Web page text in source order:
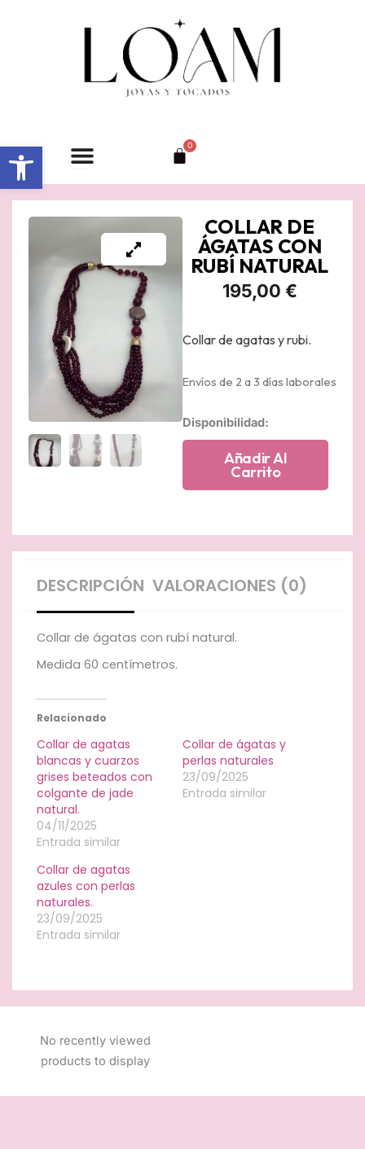
Abrir barra de herramientas 0
Carrito
COLLAR DE
ÁGATAS CON
RUBÍ NATURAL
195,00 €
Collar de agatas y rubi.
Envíos de 2 a 3 días laborales
Disponibilidad:
Collar
rubí
Añadir Al
Carrito
DESCRIPCIÓN VALORACIONES (0)
Collar de ágatas con rubí natural.
Medida 60 centímetros.
Relacionado
Collar de agatas
blancas y cuarzos
grises beteados con
colgante de jade
natural.
04/11/2025
Entrada similar
Collar de ágatas y
perlas naturales
23/09/2025
Entrada similar
Collar de agatas
azules con perlas
naturales.
23/09/2025
Entrada similar
No recently viewed
products to display